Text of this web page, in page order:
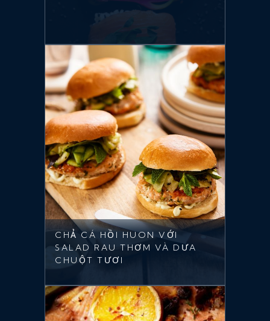
CHẢ CÁ HỒI HUON VỚI
SALAD RAU THƠM VÀ DƯA
CHUỘT TƯƠI